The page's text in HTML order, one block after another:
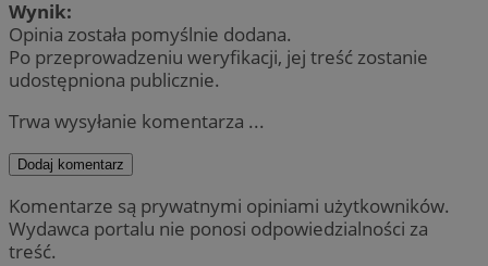
Wynik:
Opinia została pomyślnie dodana.
Po przeprowadzeniu weryfikacji, jej treść zostanie
udostępniona publicznie.
Trwa wysyłanie komentarza ...
Dodaj komentarz
Komentarze są prywatnymi opiniami użytkowników.
Wydawca portalu nie ponosi odpowiedzialności za
treść.